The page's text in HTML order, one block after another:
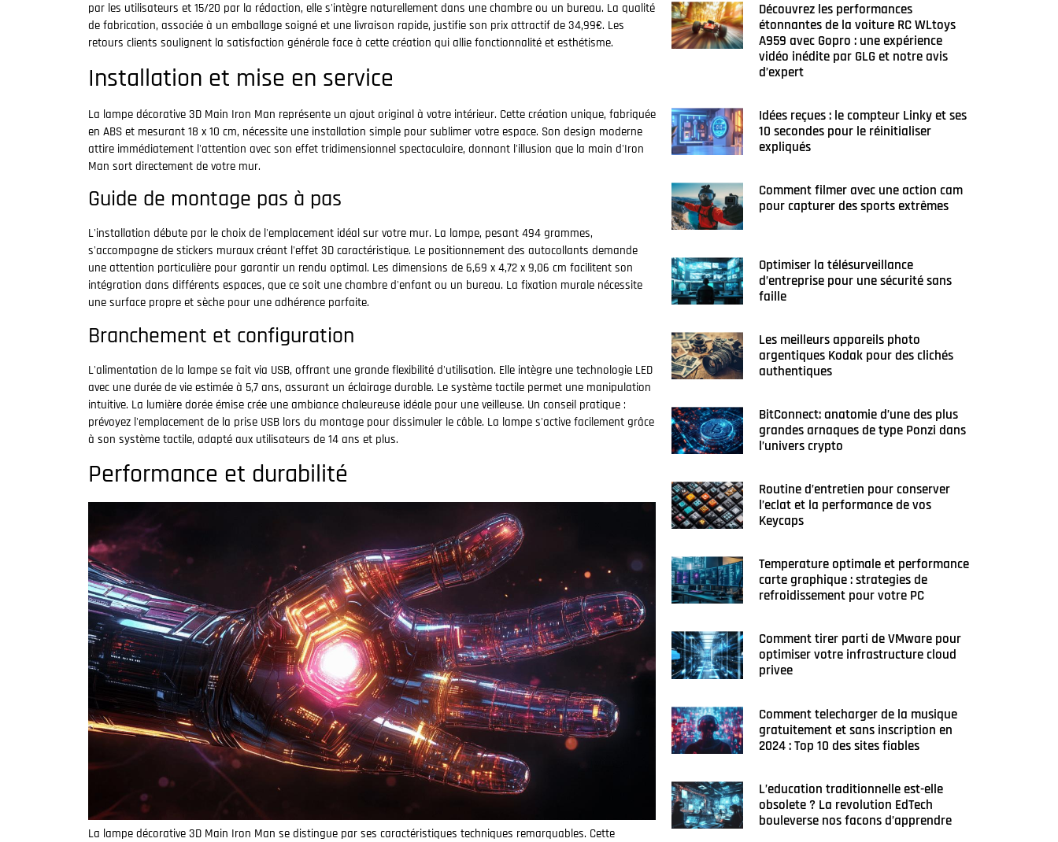
par les utilisateurs et 15/20 par la rédaction, elle s'intègre naturellement dans une chambre ou un bureau. La qualité
de fabrication, associée à un emballage soigné et une livraison rapide, justifie son prix attractif de 34,99€. Les
retours clients soulignent la satisfaction générale face à cette création qui allie fonctionnalité et esthétisme.
Installation et mise en service
La lampe décorative 3D Main Iron Man représente un ajout original à votre intérieur. Cette création unique, fabriquée
en ABS et mesurant 18 x 10 cm, nécessite une installation simple pour sublimer votre espace. Son design moderne
attire immédiatement l'attention avec son effet tridimensionnel spectaculaire, donnant l'illusion que la main d'Iron
Man sort directement de votre mur.
Guide de montage pas à pas
L'installation débute par le choix de l'emplacement idéal sur votre mur. La lampe, pesant 494 grammes,
s'accompagne de stickers muraux créant l'effet 3D caractéristique. Le positionnement des autocollants demande
une attention particulière pour garantir un rendu optimal. Les dimensions de 6,69 x 4,72 x 9,06 cm facilitent son
intégration dans différents espaces, que ce soit une chambre d'enfant ou un bureau. La fixation murale nécessite
une surface propre et sèche pour une adhérence parfaite.
Branchement et configuration
L'alimentation de la lampe se fait via USB, offrant une grande flexibilité d'utilisation. Elle intègre une technologie LED
avec une durée de vie estimée à 5,7 ans, assurant un éclairage durable. Le système tactile permet une manipulation
intuitive. La lumière dorée émise crée une ambiance chaleureuse idéale pour une veilleuse. Un conseil pratique :
prévoyez l'emplacement de la prise USB lors du montage pour dissimuler le câble. La lampe s'active facilement grâce
à son système tactile, adapté aux utilisateurs de 14 ans et plus.
Performance et durabilité
La lampe décorative 3D Main Iron Man se distingue par ses caractéristiques techniques remarquables. Cette
Découvrez les performances
étonnantes de la voiture RC WLtoys
A959 avec Gopro : une expérience
vidéo inédite par GLG et notre avis
d’expert
Idées reçues : le compteur Linky et ses
10 secondes pour le réinitialiser
expliqués
Comment filmer avec une action cam
pour capturer des sports extrêmes
Optimiser la télésurveillance
d’entreprise pour une sécurité sans
faille
Les meilleurs appareils photo
argentiques Kodak pour des clichés
authentiques
BitConnect: anatomie d’une des plus
grandes arnaques de type Ponzi dans
l’univers crypto
Routine d’entretien pour conserver
l’eclat et la performance de vos
Keycaps
Temperature optimale et performance
carte graphique : strategies de
refroidissement pour votre PC
Comment tirer parti de VMware pour
optimiser votre infrastructure cloud
privee
Comment telecharger de la musique
gratuitement et sans inscription en
2024 : Top 10 des sites fiables
L’education traditionnelle est-elle
obsolete ? La revolution EdTech
bouleverse nos facons d’apprendre